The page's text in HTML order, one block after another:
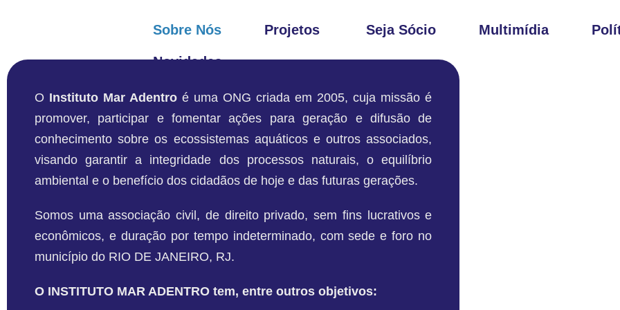
Sobre Nós Projetos Seja Sócio Multimídia
Novidades
O Instituto Mar Adentro é uma ONG criada em 2005, cuja missão é
promover, participar e fomentar ações para geração e difusão de
conhecimento sobre os ecossistemas aquáticos e outros associados,
visando garantir a integridade dos processos naturais, o equilíbrio
ambiental e o benefício dos cidadãos de hoje e das futuras gerações.
Somos uma associação civil, de direito privado, sem fins lucrativos e
econômicos, e duração por tempo indeterminado, com sede e foro no
município do RIO DE JANEIRO, RJ.
O INSTITUTO MAR ADENTRO tem, entre outros objetivos: